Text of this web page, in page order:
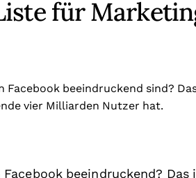
für
Facebook beeindruckend sind?
vier Milliarden Nutzer hat.
beeindruckend? Das